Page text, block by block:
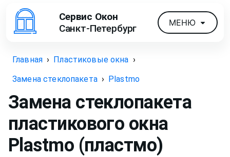
Сервис Окон
Санкт-Петербург
МЕНЮ
Главная › Пластиковые окна ›
Замена стеклопакета › Plastmo
Замена стеклопакета
пластикового окна
Plastmo (пластмо)